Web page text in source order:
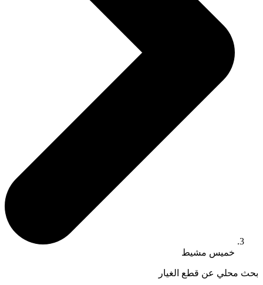
خميس مشيط
بحث محلي عن قطع الغيار